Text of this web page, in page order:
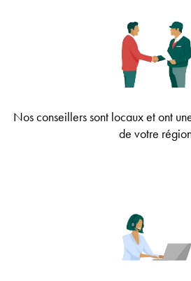
Nos conseillers sont locaux et ont
de votre